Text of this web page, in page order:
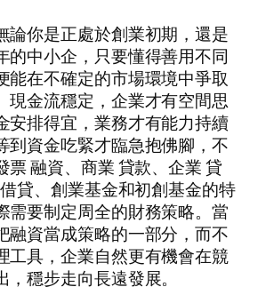
論你是正處於創業初期，還是
的中小企，只要懂得善用不同
能在不確定的市場環境中爭取
現金流穩定，企業才有空間思
安排得宜，業務才有能力持續
到資金吃緊才臨急抱佛腳，不
票 融資、商業 貸款、企業 貸
貸、創業基金和初創基金的特
需要制定周全的財務策略。當
融資當成策略的一部分，而不
工具，企業自然更有機會在競
穩步走向長遠發展。